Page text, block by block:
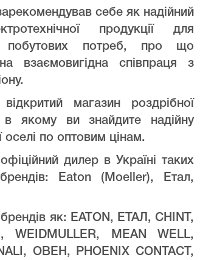
себе як надійний
продукції для
побутових потреб, про що
взаємовигідна співпраця з
магазин роздрібної
в якому ви знайдите надійну
оселі по оптовим цінам.
дилер в Україні таких
брендів: Eaton (Moeller), Етал,
як: EATON, ЕТАЛ, CHINT,
WEIDMULLER, MEAN WELL,
ОВЕН, PHOENIX CONTACT,